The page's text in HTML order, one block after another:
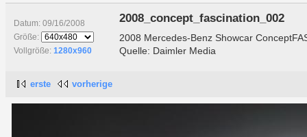
Datum: 09/16/2008
Größe:
Vollgröße: 1280x960
2008_concept_fascination_002
2008 Mercedes-Benz Showcar
Quelle: Daimler Media
erste vorherige